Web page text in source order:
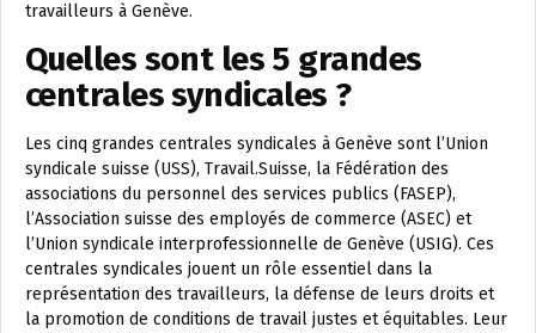
travailleurs à Genève.
Quelles sont les 5 grandes
centrales syndicales ?
Les cinq grandes centrales syndicales à Genève sont l’Union
syndicale suisse (USS), Travail.Suisse, la Fédération des
associations du personnel des services publics (FASEP),
l’Association suisse des employés de commerce (ASEC) et
l’Union syndicale interprofessionnelle de Genève (USIG). Ces
centrales syndicales jouent un rôle essentiel dans la
représentation des travailleurs, la défense de leurs droits et
la promotion de conditions de travail justes et équitables. Leur